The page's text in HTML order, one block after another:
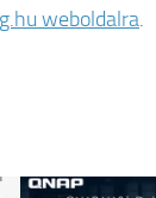
weboldalra.